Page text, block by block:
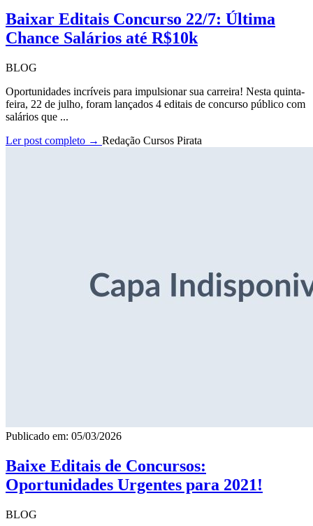
Baixar Editais Concurso 22/7: Última
Chance Salários até R$10k
BLOG
Oportunidades incríveis para impulsionar sua carreira! Nesta quinta-
feira, 22 de julho, foram lançados 4 editais de concurso público com
salários que ...
Ler post completo → Redação Cursos Pirata
Publicado em: 05/03/2026
Baixe Editais de Concursos:
Oportunidades Urgentes para 2021!
BLOG